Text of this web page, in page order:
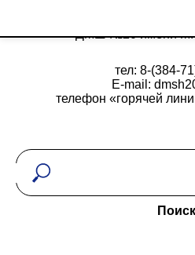
ДМШ №20 имени М.
тел: 8-(384-
E-mail:
телефон «горячей
Поиск